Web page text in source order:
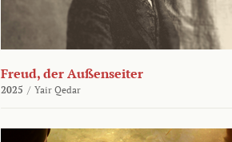
Freud, der Außenseiter
2025 / Yair Qedar